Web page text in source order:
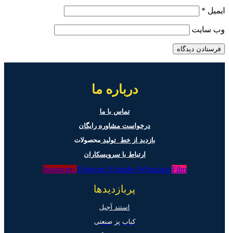
ایمیل *
وب‌ سایت
درباره ما
تماس با ما
درخواست مشاوره رایگان
بازدید از خط تولیدمحصولات
ارتباط با سرویسکاران
Instagram Telegram Youtube Whatsapp Film
پربازدیدها
استند آجیل
کباب پز صنعتی